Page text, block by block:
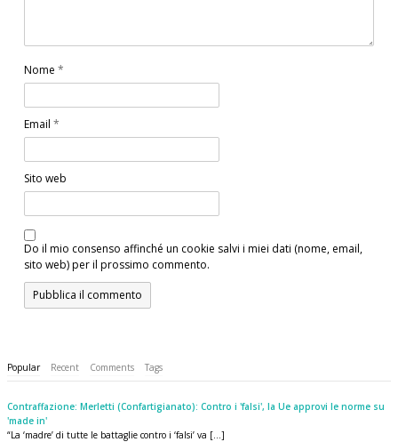
Nome *
Email *
Sito web
Do il mio consenso affinché un cookie salvi i miei dati (nome, email,
sito web) per il prossimo commento.
Popular Recent Comments Tags
Contraffazione: Merletti (Confartigianato): Contro i 'falsi', la Ue approvi le norme su
'made in'
“La ‘madre’ di tutte le battaglie contro i ‘falsi’ va [...]